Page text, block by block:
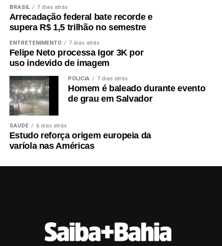
BRASIL 7 dias atrás
Arrecadação federal bate recorde e
supera R$ 1,5 trilhão no semestre
ENTRETENIMENTO 7 dias atrás
Felipe Neto processa Igor 3K por
uso indevido de imagem
POLÍCIA 7 dias atrás
Homem é baleado durante evento
de grau em Salvador
SAÚDE 6 dias atrás
Estudo reforça origem europeia da
varíola nas Américas